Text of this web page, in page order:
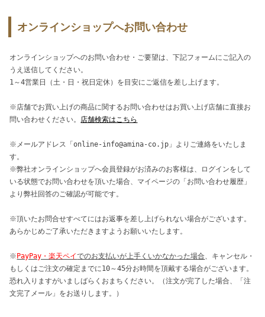
オンラインショップへお問い合わせ
オンラインショップへのお問い合わせ・ご要望は、下記フォームにご記入の
うえ送信してください。
1～4営業日（土・日・祝日定休）を目安にご返信を差し上げます。
※店舗でお買い上げの商品に関するお問い合わせはお買い上げ店舗に直接お
問い合わせください。 店舗検索はこちら
※メールアドレス「online-info@amina-co.jp」よりご連絡をいたしま
す。
※弊社オンラインショップへ会員登録がお済みのお客様は、ログインをして
いる状態でお問い合わせを頂いた場合、マイページの「お問い合わせ履歴」
より弊社回答のご確認が可能です。
※頂いたお問合せすべてにはお返事を差し上げられない場合がございます。
あらかじめご了承いただきますようお願いいたします。
※ PayPay・楽天ペイでのお支払いが上手くいかなかった場合、キャンセル・
もしくはご注文の確定までに10～45分お時間を頂戴する場合がございます。
恐れ入りますがいましばらくおまちください。（注文が完了した場合、「注
文完了メール」をお送りします。）